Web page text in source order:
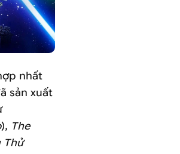
nhất
sản xuất
), The
Thử